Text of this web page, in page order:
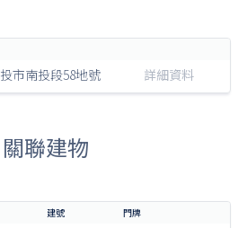
市南投段58地號 詳細資料
關聯建物